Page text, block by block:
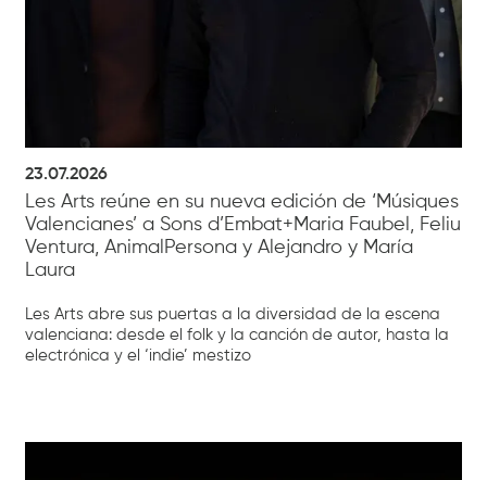
23.07.2026
Les Arts reúne en su nueva edición de ‘Músiques
Valencianes’ a Sons d’Embat+Maria Faubel, Feliu
Ventura, AnimalPersona y Alejandro y María
Laura
Les Arts abre sus puertas a la diversidad de la escena
valenciana: desde el folk y la canción de autor, hasta la
electrónica y el ‘indie’ mestizo